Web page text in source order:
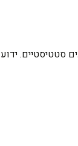
סטטיסטיים.